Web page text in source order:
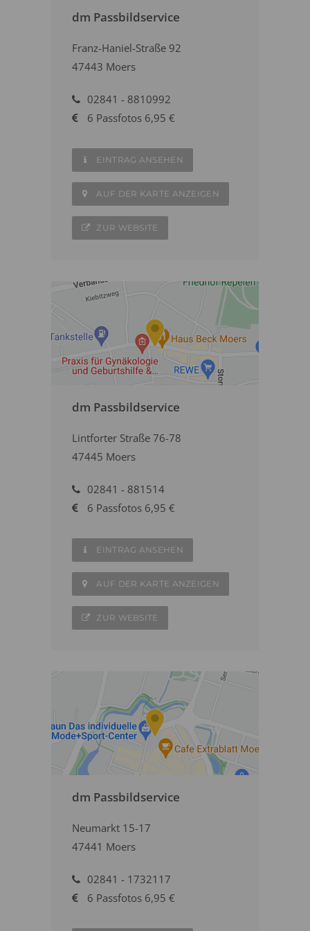
dm Passbildservice
Franz-Haniel-Straße 92
47443 Moers
02841 - 8810992
6 Passfotos 6,95 €
EINTRAG ANSEHEN
AUF DER KARTE ANZEIGEN
ZUR WEBSITE
dm Passbildservice
Lintforter Straße 76-78
47445 Moers
02841 - 881514
6 Passfotos 6,95 €
EINTRAG ANSEHEN
AUF DER KARTE ANZEIGEN
ZUR WEBSITE
dm Passbildservice
Neumarkt 15-17
47441 Moers
02841 - 1732117
6 Passfotos 6,95 €